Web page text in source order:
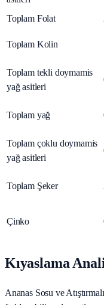
Toplam Folat
Toplam Kolin
Toplam tekli doymamis
yağ asitleri
Toplam yağ
Toplam çoklu doymamis
yağ asitleri
Toplam Şeker
Çinko
Kıyaslama
Ananas Sosu ve